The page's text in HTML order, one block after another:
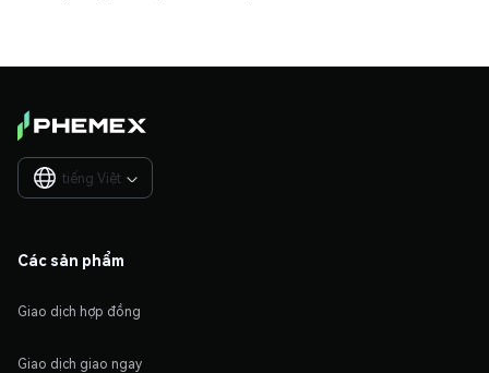
tiếng Việt 
Các sản phẩm
Giao dịch hợp đồng
Giao dịch giao ngay